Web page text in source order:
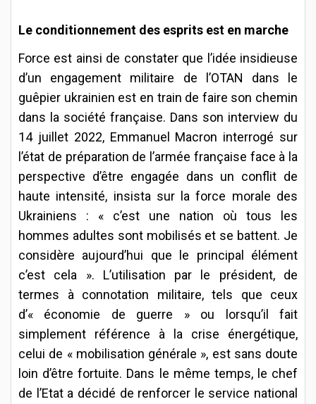
Le conditionnement des esprits est en marche
Force est ainsi de constater que l’idée insidieuse
d’un engagement militaire de l’OTAN dans le
guêpier ukrainien est en train de faire son chemin
dans la société française. Dans son interview du
14 juillet 2022, Emmanuel Macron interrogé sur
l’état de préparation de l’armée française face à la
perspective d’être engagée dans un conflit de
haute intensité, insista sur la force morale des
Ukrainiens : « c’est une nation où tous les
hommes adultes sont mobilisés et se battent. Je
considère aujourd’hui que le principal élément
c’est cela ». L’utilisation par le président, de
termes à connotation militaire, tels que ceux
d’« économie de guerre » ou lorsqu’il fait
simplement référence à la crise énergétique,
celui de « mobilisation générale », est sans doute
loin d’être fortuite. Dans le même temps, le chef
de l’Etat a décidé de renforcer le service national